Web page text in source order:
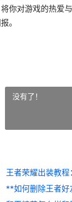
你对游戏的热爱
。
没有了！